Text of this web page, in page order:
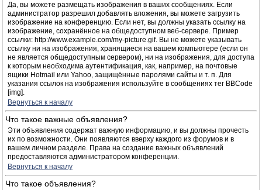
Да, вы можете размещать изображения в ваших сообщениях. Если
администратор разрешил добавлять вложения, вы можете загрузить
изображение на конференцию. Если нет, вы должны указать ссылку на
изображение, сохранённое на общедоступном веб-сервере. Пример
ссылки: http://www.example.com/my-picture.gif. Вы не можете указывать
ссылку ни на изображения, хранящиеся на вашем компьютере (если он
не является общедоступным сервером), ни на изображения, для доступа
к которым необходима аутентификация, как, например, на почтовые
ящики Hotmail или Yahoo, защищённые паролями сайты и т. п. Для
указания ссылок на изображения используйте в сообщениях тег BBCode
[img].
Вернуться к началу
Что такое важные объявления?
Эти объявления содержат важную информацию, и вы должны прочесть
их по возможности. Они появляются вверху каждого из форумов и в
вашем личном разделе. Права на создание важных объявлений
предоставляются администратором конференции.
Вернуться к началу
Что такое объявления?